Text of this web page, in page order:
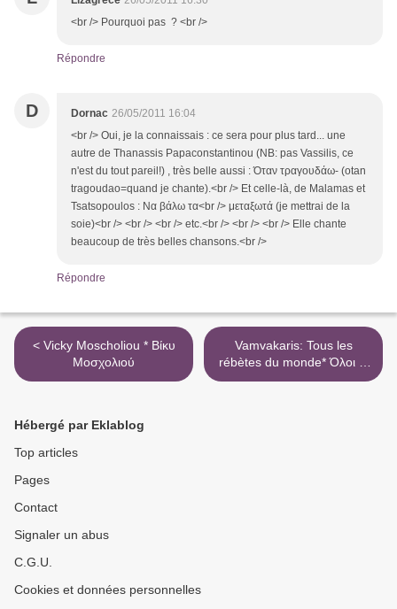
<br /> Pourquoi pas ? <br />
Répondre
D Dornac 26/05/2011 16:04
<br /> Oui, je la connaissais : ce sera pour plus tard... une
autre de Thanassis Papaconstantinou (NB: pas Vassilis, ce
n'est du tout pareil!) , très belle aussi : Όταν τραγουδάω- (otan
tragoudao=quand je chante).<br /> Et celle-là, de Malamas et
Tsatsopoulos : Να βάλω τα<br /> μεταξωτά (je mettrai de la
soie)<br /> <br /> <br /> etc.<br /> <br /> <br /> Elle chante
beaucoup de très belles chansons.<br />
Répondre
< Vicky Moscholiou * Βίκυ
Μοσχολιού
Vamvakaris: Tous les
rébètes du monde* Όλοι οι
ρεμπέτες του ντουνιά >
Hébergé par Eklablog
Top articles
Pages
Contact
Signaler un abus
C.G.U.
Cookies et données personnelles